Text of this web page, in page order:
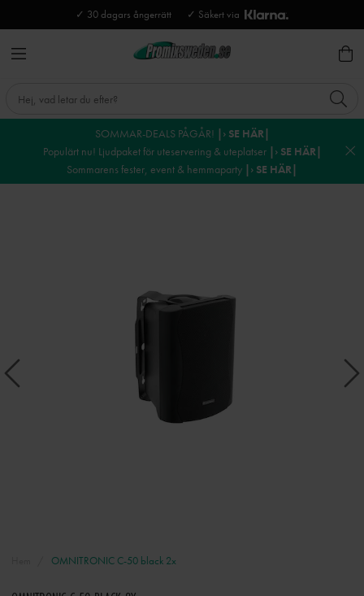
✓ 30 dagars ångerrätt ✓ Säkert via
SOMMAR-DEALS PÅGÅR! |› SE HÄR|
Populärt nu! Ljudpaket för uteservering & uteplatser |› SE HÄR|
Sommarens fester, event & hemmaparty |› SE HÄR|
OMNITRONIC C-50 black 2x